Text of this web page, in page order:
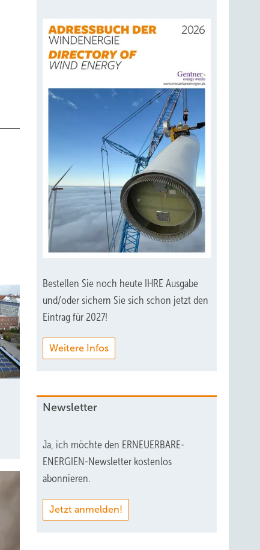
Bestellen Sie noch heute IHRE Ausgabe
und/oder sichern Sie sich schon jetzt den
Eintrag für 2027!
Weitere Infos
Newsletter
Ja, ich möchte den ERNEUERBARE-
ENERGIEN-Newsletter kostenlos
abonnieren.
Jetzt anmelden!